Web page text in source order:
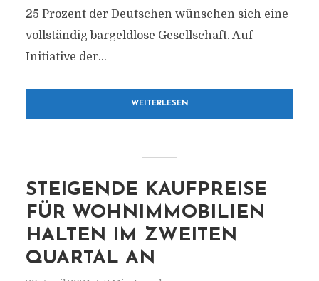
25 Prozent der Deutschen wünschen sich eine
vollständig bargeldlose Gesellschaft. Auf
Initiative der...
WEITERLESEN
STEIGENDE KAUFPREISE
FÜR WOHNIMMOBILIEN
HALTEN IM ZWEITEN
QUARTAL AN